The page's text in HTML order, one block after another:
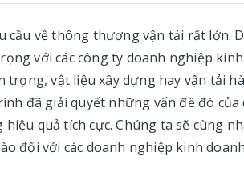
cầu về thông thương vận tải rất lớn.
với các công ty doanh nghiệp kinh
vật liệu xây dựng hay vận tải
đã giải quyết những vấn đề đó của
quả tích cực. Chúng ta sẽ cùng
đối với các doanh nghiệp kinh doanh